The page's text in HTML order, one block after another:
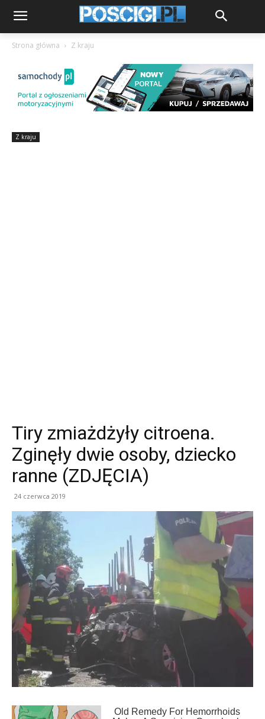
Strona główna Z kraju
Z kraju
Tiry zmiażdżyły citroena.
Zginęły dwie osoby, dziecko
ranne (ZDJĘCIA)
24 czerwca 2019